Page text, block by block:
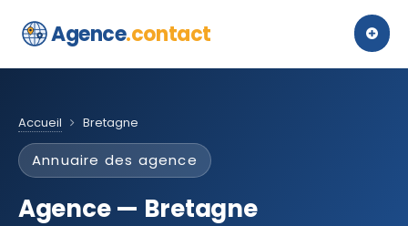
Agence.contact
Accueil Bretagne
Annuaire des agence
Agence — Bretagne